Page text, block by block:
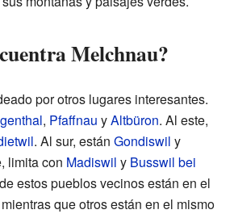
Melchnau?
por otros lugares interesantes.
, Pfaffnau yAltbüron. Al este,
. Al sur, están Gondiswil y
limita con Madiswil y Busswil bei
estos pueblos vecinos están en el
que otros están en el mismo